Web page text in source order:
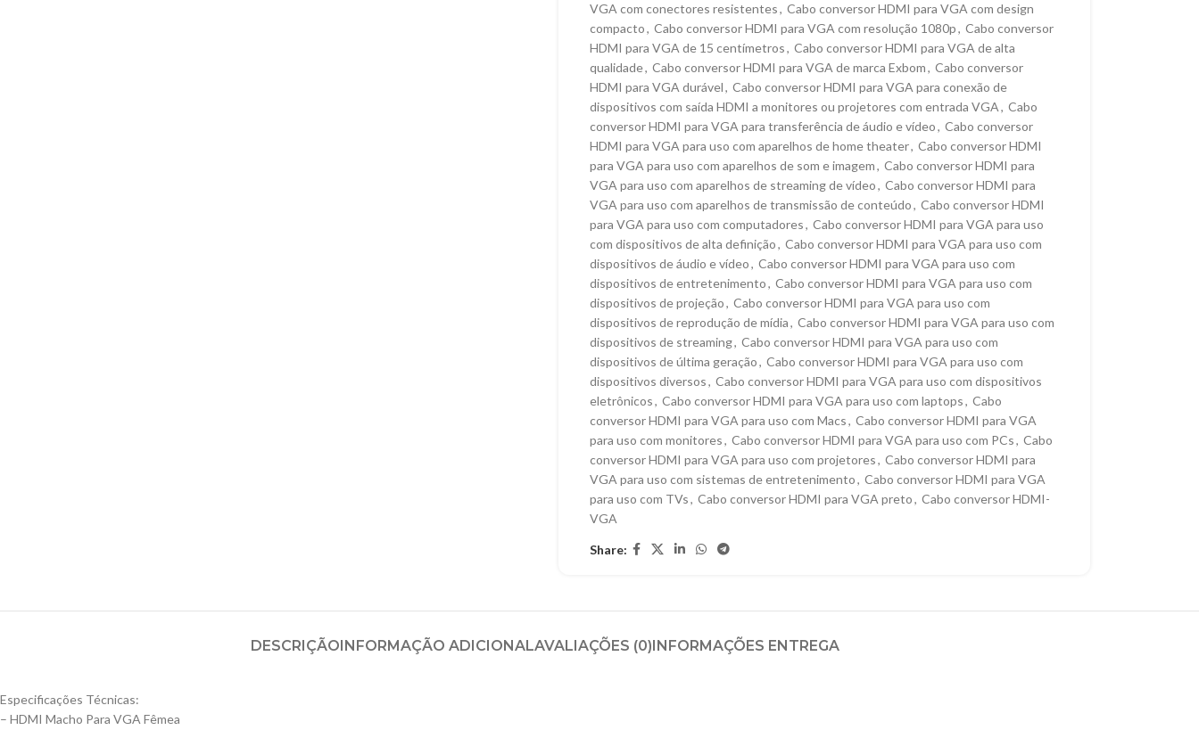
VGA com conectores resistentes, Cabo conversor HDMI para VGA com design
compacto, Cabo conversor HDMI para VGA com resolução 1080p, Cabo conversor
HDMI para VGA de 15 centímetros, Cabo conversor HDMI para VGA de alta
qualidade, Cabo conversor HDMI para VGA de marca Exbom, Cabo conversor
HDMI para VGA durável, Cabo conversor HDMI para VGA para conexão de
dispositivos com saída HDMI a monitores ou projetores com entrada VGA, Cabo
conversor HDMI para VGA para transferência de áudio e vídeo, Cabo conversor
HDMI para VGA para uso com aparelhos de home theater, Cabo conversor HDMI
para VGA para uso com aparelhos de som e imagem, Cabo conversor HDMI para
VGA para uso com aparelhos de streaming de vídeo, Cabo conversor HDMI para
VGA para uso com aparelhos de transmissão de conteúdo, Cabo conversor HDMI
para VGA para uso com computadores, Cabo conversor HDMI para VGA para uso
com dispositivos de alta definição, Cabo conversor HDMI para VGA para uso com
dispositivos de áudio e vídeo, Cabo conversor HDMI para VGA para uso com
dispositivos de entretenimento, Cabo conversor HDMI para VGA para uso com
dispositivos de projeção, Cabo conversor HDMI para VGA para uso com
dispositivos de reprodução de mídia, Cabo conversor HDMI para VGA para uso com
dispositivos de streaming, Cabo conversor HDMI para VGA para uso com
dispositivos de última geração, Cabo conversor HDMI para VGA para uso com
dispositivos diversos, Cabo conversor HDMI para VGA para uso com dispositivos
eletrônicos, Cabo conversor HDMI para VGA para uso com laptops, Cabo
conversor HDMI para VGA para uso com Macs, Cabo conversor HDMI para VGA
para uso com monitores, Cabo conversor HDMI para VGA para uso com PCs, Cabo
conversor HDMI para VGA para uso com projetores, Cabo conversor HDMI para
VGA para uso com sistemas de entretenimento, Cabo conversor HDMI para VGA
para uso com TVs, Cabo conversor HDMI para VGA preto, Cabo conversor HDMI-
VGA
Share:
DESCRIÇÃOINFORMAÇÃO ADICIONALAVALIAÇÕES (0)INFORMAÇÕES ENTREGA
Especificações Técnicas:
– HDMI Macho Para VGA Fêmea